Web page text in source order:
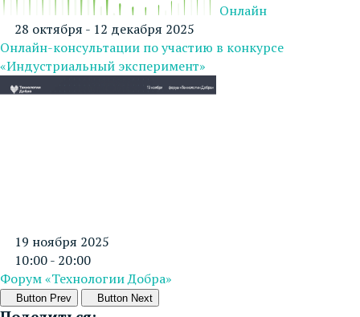
Онлайн
28 октября - 12 декабря 2025
Онлайн-консультации по участию в конкурсе
«Индустриальный эксперимент»
19 ноября 2025
10:00 - 20:00
Форум «Технологии Добра»
Button Prev Button Next